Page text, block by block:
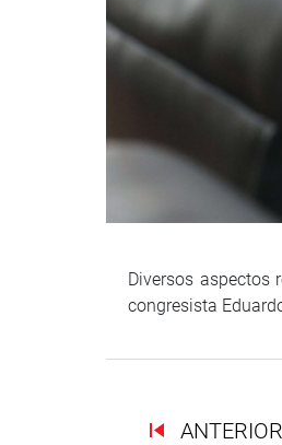
Diversos aspectos
congresista
ANTERIOR